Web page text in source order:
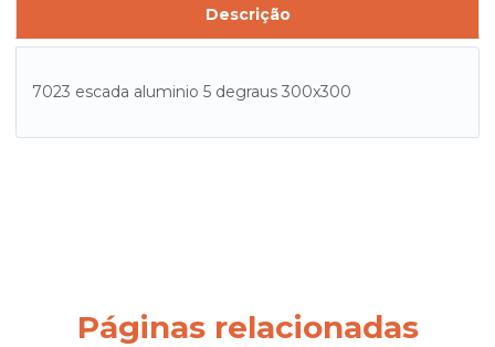
Descrição
7023 escada aluminio 5 degraus 300x300
Páginas relacionadas